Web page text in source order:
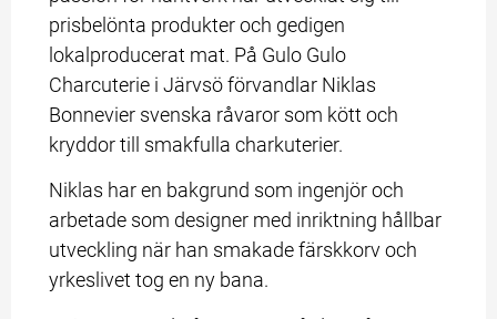
prisbelönta produkter och gedigen
lokalproducerat mat. På Gulo Gulo
Charcuterie i Järvsö förvandlar Niklas
Bonnevier svenska råvaror som kött och
kryddor till smakfulla charkuterier.
Niklas har en bakgrund som ingenjör och
arbetade som designer med inriktning hållbar
utveckling när han smakade färskkorv och
yrkeslivet tog en ny bana.